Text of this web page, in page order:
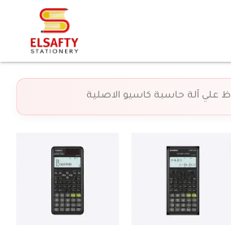
علي آلة حاسبة كاسيو الاصلية